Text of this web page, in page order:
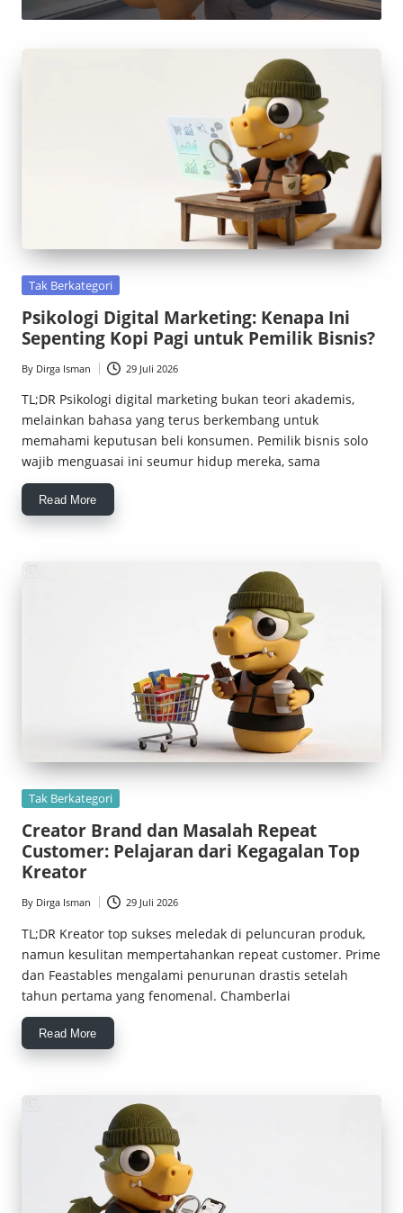
c
e
Posted
Tak Berkategori
Psikologi Digital Marketing: Kenapa Ini
Sepenting Kopi Pagi untuk Pemilik Bisnis?
Posted
by
By Dirga Isman 29 Juli 2026
TL;DR Psikologi digital marketing bukan teori akademis,
melainkan bahasa yang terus berkembang untuk
memahami keputusan beli konsumen. Pemilik bisnis solo
wajib menguasai ini seumur hidup mereka, sama
Read More
Posted
Tak Berkategori
Creator Brand dan Masalah Repeat
Customer: Pelajaran dari Kegagalan Top
Kreator
Posted
by
By Dirga Isman 29 Juli 2026
TL;DR Kreator top sukses meledak di peluncuran produk,
namun kesulitan mempertahankan repeat customer. Prime
dan Feastables mengalami penurunan drastis setelah
tahun pertama yang fenomenal. Chamberlai
Read More